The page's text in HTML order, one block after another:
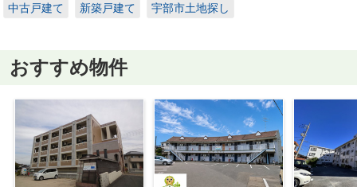
中古戸建て
新築戸建て 宇部市土地探し
おすすめ物件